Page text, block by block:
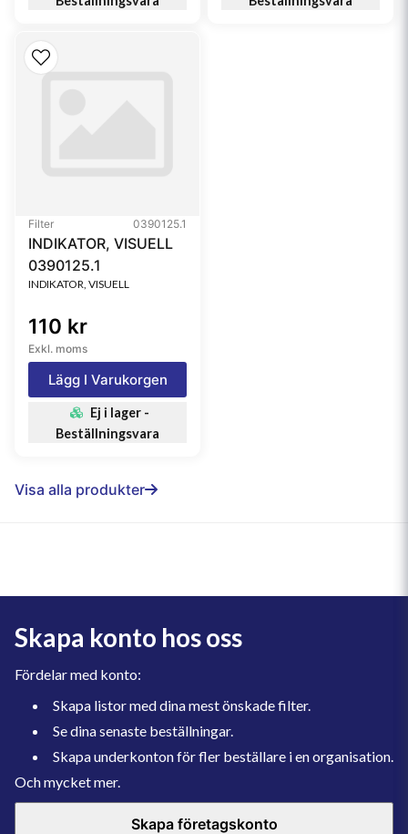
Filter 0390125.1
INDIKATOR, VISUELL
0390125.1
INDIKATOR, VISUELL
110 kr
Exkl. moms
Lägg I Varukorgen
Ej i lager -
Beställningsvara
Visa alla produkter
Skapa konto hos oss
Fördelar med konto:
Skapa listor med dina mest önskade filter.
Se dina senaste beställningar.
Skapa underkonton för fler beställare i en organisation.
Och mycket mer.
Skapa företagskonto